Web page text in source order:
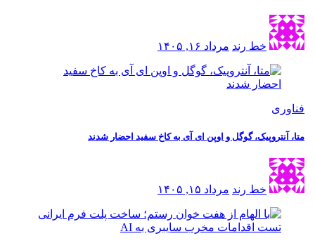
خط رند مرداد ۱۶, ۱۴۰۵
گوگل و اوپن ای آی به کاخ سفید احضار شدند
خط رند مرداد ۱۵, ۱۴۰۵